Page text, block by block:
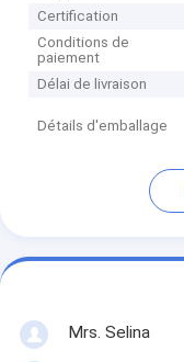
Certification
Conditions de
paiement
Délai de livraison
Détails d'emballage
Mrs. Selina